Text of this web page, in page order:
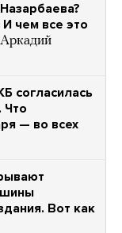
И чем все это
согласилась
Что
— во всех
Вот как